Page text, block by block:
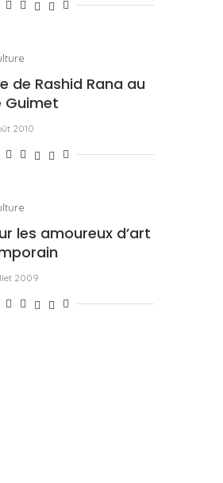
de Rashid Rana au
Guimet
2010
les amoureux d’art
2009